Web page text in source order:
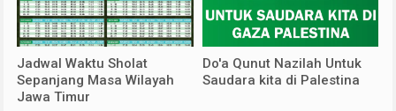
Jadwal Waktu Sholat
Sepanjang Masa Wilayah
Jawa Timur
Do'a Qunut Nazilah Untuk
Saudara kita di Palestina